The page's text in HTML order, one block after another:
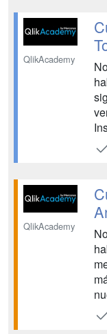
y
QlikAcademy
QlikAcademy